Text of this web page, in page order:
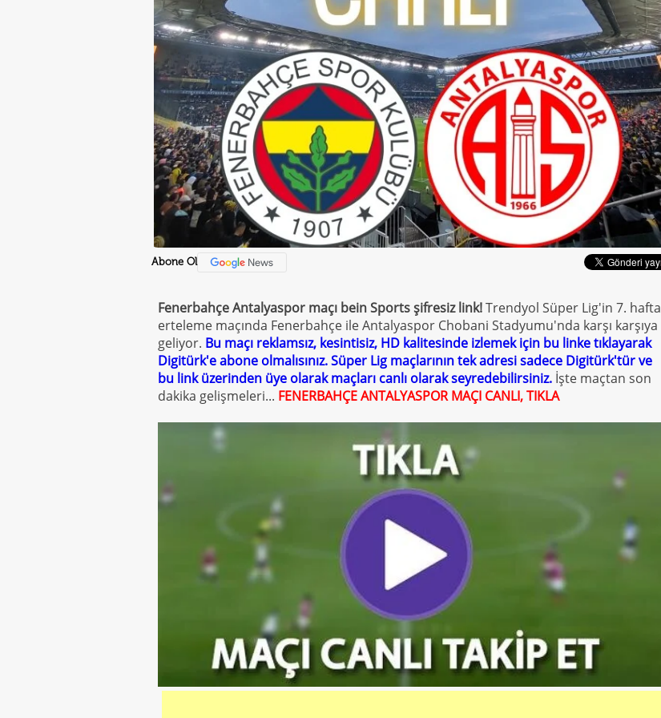
Abone Ol
Fenerbahçe Antalyaspor maçı bein Sports şifresiz link!Trendyol Süper Lig'in 7. hafta
erteleme maçında Fenerbahçe ile Antalyaspor Chobani Stadyumu'nda karşı karşıya
geliyor. Bu maçı reklamsız, kesintisiz, HD kalitesinde izlemek için bu linke tıklayarak
Digitürk'e abone olmalısınız. Süper Lig maçlarının tek adresi sadece Digitürk'tür ve
bu link üzerinden üye olarak maçları canlı olarak seyredebilirsiniz. İşte maçtan son
dakika gelişmeleri... FENERBAHÇE ANTALYASPOR MAÇI CANLI, TIKLA